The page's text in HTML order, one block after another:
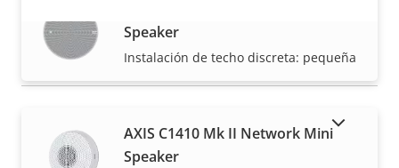
VISUALIZAR MÁS
Speaker
Instalación de techo discreta: pequeña
AXIS C1410 Mk II Network Mini
Speaker